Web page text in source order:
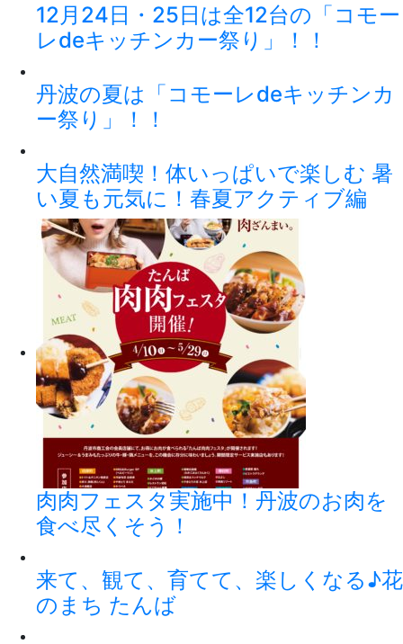
12月24日・25日は全12台の「コモー
レdeキッチンカー祭り」！！
丹波の夏は「コモーレdeキッチンカ
ー祭り」！！
大自然満喫！体いっぱいで楽しむ 暑
い夏も元気に！春夏アクティブ編
肉肉フェスタ実施中！丹波のお肉を
食べ尽くそう！
来て、観て、育てて、楽しくなる♪花
のまち たんば